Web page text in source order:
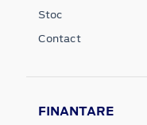
Stoc
Contact
FINANTARE